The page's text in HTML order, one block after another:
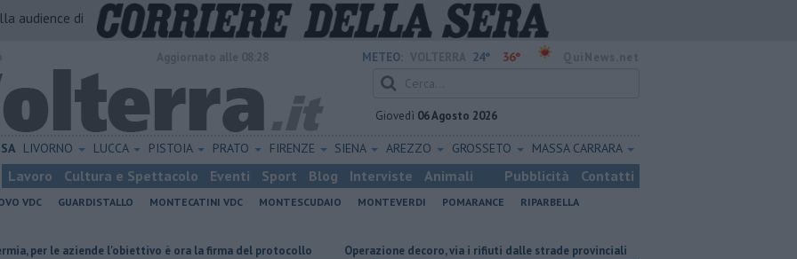
audience di
METEO: 24° 36°
Giovedì 06 Agosto 2026
LIVORNO LUCCA PISTOIA PRATO FIRENZE SIENA AREZZO GROSSETO MASSA CARRARA
Lavoro Cultura e Spettacolo Eventi Sport Blog Interviste Animali Pubblicità Contatti
VDC GUARDISTALLO MONTECATINI VDC MONTESCUDAIO MONTEVERDI POMARANCE
RIPARBELLA
le aziende l'obiettivo è ora la firma del protocollo Operazione decoro, via i rifiuti dalle strade provinciali Frana di Serrazzano, riaperta la